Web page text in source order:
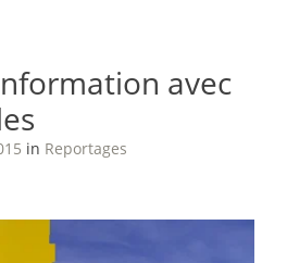
avec
in Reportages